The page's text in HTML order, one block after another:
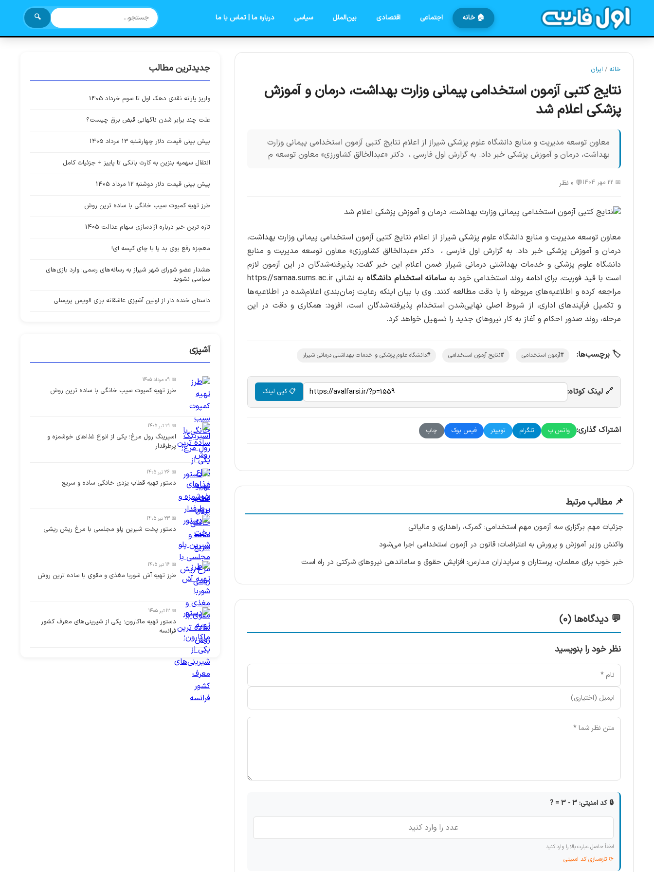
🏠 خانه اجتماعی اقتصادی بین‌الملل سیاسی درباره ما | تماس با ما 🔍
خانه / ایران
نتایج کتبی آزمون استخدامی پیمانی وزارت بهداشت، درمان و آموزش
پزشکی اعلام شد
معاون توسعه مدیریت و منابع دانشگاه علوم پزشکی شیراز از اعلام نتایج کتبی آزمون استخدامی پیمانی وزارت
بهداشت، درمان و آموزش پزشکی خبر داد. به گزارش اول فارسی ، دکتر «عبدالخالق کشاورزی» معاون توسعه م
📅 22 مهر 1404 💬 0 نظر
معاون توسعه مدیریت و منابع دانشگاه علوم پزشکی شیراز از اعلام نتایج کتبی آزمون استخدامی پیمانی وزارت بهداشت،
درمان و آموزش پزشکی خبر داد. به گزارش اول فارسی ، دکتر «عبدالخالق کشاورزی» معاون توسعه مدیریت و منابع
دانشگاه علوم پزشکی و خدمات بهداشتی درمانی شیراز ضمن اعلام این خبر گفت: پذیرفته‌شدگان در این آزمون لازم
است با قید فوریت، برای ادامه روند استخدامی خود به سامانه استخدام دانشگاه
به نشانی https://samaa.sums.ac.ir
مراجعه کرده و اطلاعیه‌های مربوطه را با دقت مطالعه کنند. وی با بیان اینکه رعایت زمان‌بندی اعلام‌شده در اطلاعیه‌ها
و تکمیل فرآیندهای اداری، از شروط اصلی نهایی‌شدن استخدام پذیرفته‌شدگان است، افزود: همکاری و دقت در این
مرحله، روند صدور احکام و آغاز به‌ کار نیروهای جدید را تسهیل خواهد کرد.
🏷️ برچسب‌ها: #آزمون استخدامی #نتایج آزمون استخدامی #دانشگاه علوم پزشکی و خدمات بهداشتی درمانی شیراز
🔗 لینک کوتاه: 📋 کپی لینک
اشتراک گذاری: واتس‌اپ تلگرام توییتر فیس بوک چاپ
📌 مطالب مرتبط
جزئیات مهم برگزاری سه آزمون مهم استخدامی: گمرک، راهداری و مالیاتی
واکنش وزیر آموزش و پرورش به اعتراضات: قانون در آزمون استخدامی اجرا می‌شود
خبر خوب برای معلمان، پرستاران و سرایداران مدارس: افزایش حقوق و ساماندهی نیروهای شرکتی در راه است
💬 دیدگاه‌ها (0)
نظر خود را بنویسید
🔒 کد امنیتی: 3 - 3 = ?
لطفاً حاصل عبارت بالا را وارد کنید
⟳ تازه‌سازی کد امنیتی
جدیدترین مطالب
واریز یارانه نقدی دهک اول تا سوم خرداد 1405
علت چند برابر شدن ناگهانی قبض برق چیست؟
پیش بینی قیمت دلار چهارشنبه 13 مرداد 1405
انتقال سهمیه بنزین به کارت بانکی تا پاییز + جزئیات کامل
پیش بینی قیمت دلار دوشنبه 12 مرداد 1405
طرز تهیه کمپوت سیب خانگی با ساده ترین روش
تازه ترین خبر درباره آزادسازی سهام عدالت 1405
معجزه رفع بوی بد پا با چای کیسه ای!
هشدار عضو شورای شهر شیراز به رسانه‌های رسمی: وارد بازی‌های
سیاسی نشوید
داستان خنده دار از اولین آشپزی عاشقانه برای الویس پریسلی
آشپزی
📅 09 مرداد 1405
طرز تهیه کمپوت سیب خانگی با ساده ترین روش
📅 31 تیر 1405
اسپرینگ رول مرغ؛ یکی از انواع غذاهای خوشمزه و
پرطرفدار
📅 26 تیر 1405
دستور تهیه قطاب یزدی خانگی ساده و سریع
📅 23 تیر 1405
دستور پخت شیرین پلو مجلسی با مرغ ریش ریشی
📅 16 تیر 1405
طرز تهیه آش شوربا مغذی و مقوی با ساده ترین روش
📅 12 تیر 1405
دستور تهیه ماکارون؛ یکی از شیرینی‌های معرف کشور
فرانسه